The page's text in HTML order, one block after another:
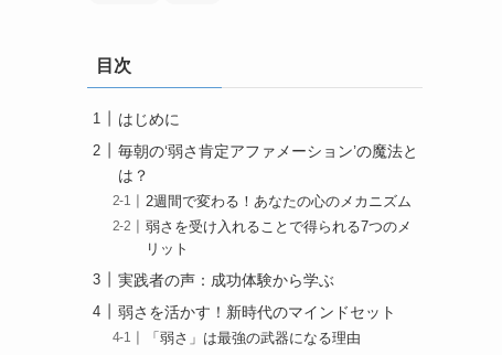
目次
はじめに
毎朝の‘弱さ肯定アファメーション’の魔法と
は？
2週間で変わる！あなたの心のメカニズム
弱さを受け入れることで得られる7つのメ
リット
実践者の声：成功体験から学ぶ
弱さを活かす！新時代のマインドセット
「弱さ」は最強の武器になる理由